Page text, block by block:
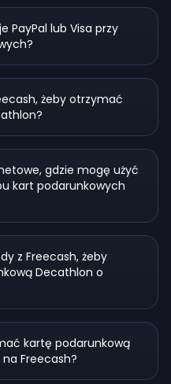
PayPal lub Visa przy
żeby otrzymać
gdzie mogę użyć
kart podarunkowych
z Freecash, żeby
Decathlon o
kartę podarunkową
Freecash?